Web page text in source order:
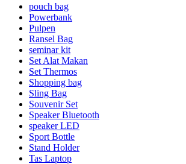
pouch bag
Powerbank
Pulpen
Ransel Bag
seminar kit
Set Alat Makan
Set Thermos
Shopping bag
Sling Bag
Souvenir Set
Speaker Bluetooth
speaker LED
Sport Bottle
Stand Holder
Tas Laptop